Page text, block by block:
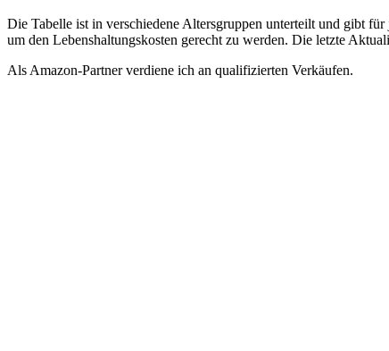
Die Tabelle ist in verschiedene Altersgruppen unterteilt und gibt
um den Lebenshaltungskosten gerecht zu werden. Die letzte
Als Amazon-Partner verdiene ich an qualifizierten Verkäufen.